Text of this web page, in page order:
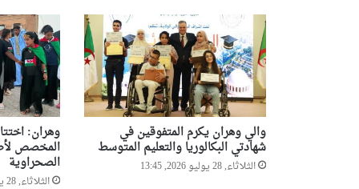
ن
ت
ي
م
والي وهران يكرم المتفوقين في
شهادتي البكالوريا والتعليم المتوسط
الثلاثاء, 28 يوليو 2026, 13:45
وهران:
المخصص
الصحراوية
الثلاثاء, 28 يوليو 2026, 11:07